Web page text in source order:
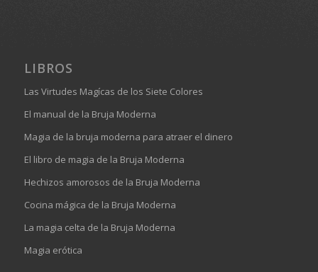
LIBROS
Las Virtudes Magícas de los Siete Colores
El manual de la Bruja Moderna
Magia de la bruja moderna para atraer el dinero
El libro de magia de la Bruja Moderna
Hechizos amorosos de la Bruja Moderna
Cocina mágica de la Bruja Moderna
La magia celta de la Bruja Moderna
Magia erótica